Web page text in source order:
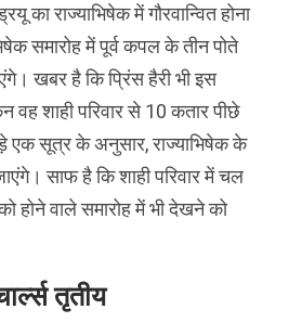
का राज्याभिषेक में गौरवान्वित होना
समारोह में पूर्व कपल के तीन पोते
खबर है कि प्रिंस हैरी भी इस
वह शाही परिवार से 10 कतार पीछे
एक सूत्र के अनुसार, राज्याभिषेक के
साफ है कि शाही परिवार में चल
वाले समारोह में भी देखने को
तृतीय